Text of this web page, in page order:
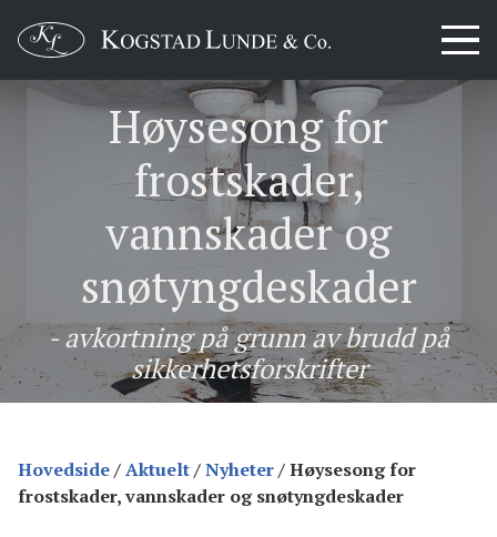
Høysesong for
frostskader,
vannskader og
snøtyngdeskader
- avkortning på grunn av brudd på
sikkerhetsforskrifter
Hovedside/Aktuelt/Nyheter/Høysesong for
frostskader, vannskader og snøtyngdeskader